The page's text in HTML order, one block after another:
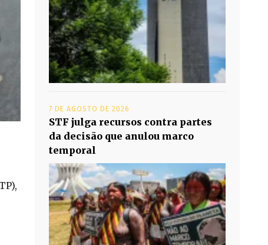
7 DE AGOSTO DE 2026
STF julga recursos contra partes
da decisão que anulou marco
temporal